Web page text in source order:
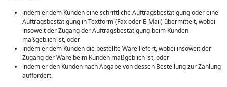
indem er dem Kunden eine schriftliche Auftragsbestätigung oder eine
Auftragsbestätigung in Textform (Fax oder E-Mail) übermittelt, wobei
insoweit der Zugang der Auftragsbestätigung beim Kunden
maßgeblich ist, oder
indem er dem Kunden die bestellte Ware liefert, wobei insoweit der
Zugang der Ware beim Kunden maßgeblich ist, oder
indem er den Kunden nach Abgabe von dessen Bestellung zur Zahlung
auffordert.